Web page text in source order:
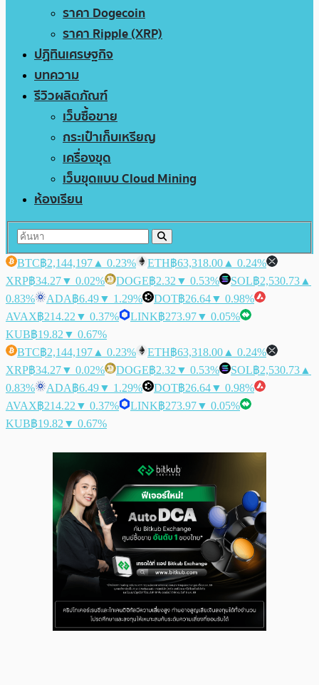
ราคา Dogecoin
ราคา Ripple (XRP)
ปฏิทินเศรษฐกิจ
บทความ
รีวิวผลิตภัณฑ์
เว็บซื้อขาย
กระเป๋าเก็บเหรียญ
เครื่องขุด
เว็บขุดแบบ Cloud Mining
ห้องเรียน
BTC฿2,144,197 ▲ 0.23% ETH฿63,318.00 ▲ 0.24%
XRP฿34.27▼ 0.02% DOGE฿2.32 ▼ 0.53% SOL฿2,530.73 ▲
0.83%
ADA฿6.49▼ 1.29% DOT฿26.64▼ 0.98%
AVAX฿214.22 ▼ 0.37% LINK฿273.97▼ 0.05%
KUB฿19.82 ▼ 0.67%
BTC฿2,144,197 ▲ 0.23% ETH฿63,318.00 ▲ 0.24%
XRP฿34.27▼ 0.02% DOGE฿2.32 ▼ 0.53% SOL฿2,530.73 ▲
0.83%
ADA฿6.49▼ 1.29% DOT฿26.64▼ 0.98%
AVAX฿214.22 ▼ 0.37% LINK฿273.97▼ 0.05%
KUB฿19.82 ▼ 0.67%